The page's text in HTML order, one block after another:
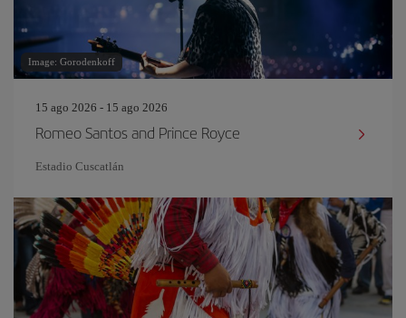
Image: Gorodenkoff
15 ago 2026 - 15 ago 2026
Romeo Santos and Prince Royce
Estadio Cuscatlán